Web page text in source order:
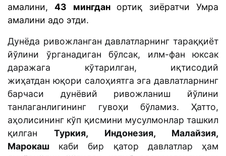
амалини,43 мингдан ортиқ зиёратчи Умра
амалини адо этди.
Дунёда ривожланган давлатларнинг тараққиёт
йўлини ўрганадиган бўлсак, илм-фан юксак
даражага кўтарилган, иқтисодий
жиҳатдан юқори салоҳиятга эга давлатларнинг
барчаси дунёвий ривожланиш йўлини
танлаганлигининг гувоҳи бўламиз. Ҳатто,
аҳолисининг кўп қисмини мусулмонлар ташкил
қилганТуркия, Индонезия, Малайзия,
Марокаш каби бир қатор давлатлар ҳам